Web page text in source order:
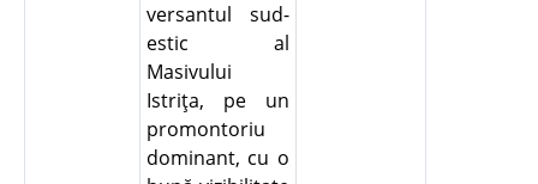
versantul sud-
estic al
Masivului
Istriţa, pe un
promontoriu
dominant, cu o